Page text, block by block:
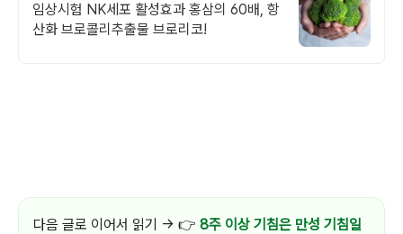
임상시험 NK세포 활성효과 홍삼의 60배, 항
산화 브로콜리추출물 브로리코!
다음 글로 이어서 읽기 → 👉 8주 이상 기침은 만성 기침일